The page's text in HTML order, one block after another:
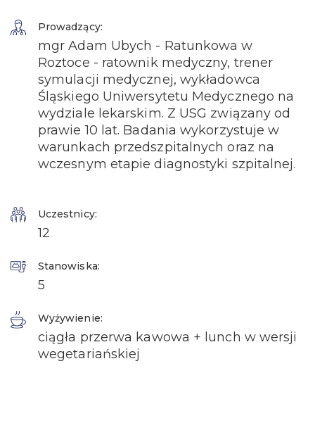
Prowadzący:
mgr Adam Ubych - Ratunkowa w
Roztoce - ratownik medyczny, trener
symulacji medycznej, wykładowca
Śląskiego Uniwersytetu Medycznego na
wydziale lekarskim. Z USG związany od
prawie 10 lat. Badania wykorzystuje w
warunkach przedszpitalnych oraz na
wczesnym etapie diagnostyki szpitalnej.
Uczestnicy:
12
Stanowiska:
5
Wyżywienie:
ciągła przerwa kawowa + lunch w wersji
wegetariańskiej